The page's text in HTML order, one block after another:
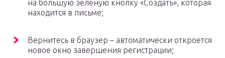
на большую зеленую кнопку «Создать», которая
находится в письме;
Вернитесь в браузер – автоматически откроется
новое окно завершения регистрации;